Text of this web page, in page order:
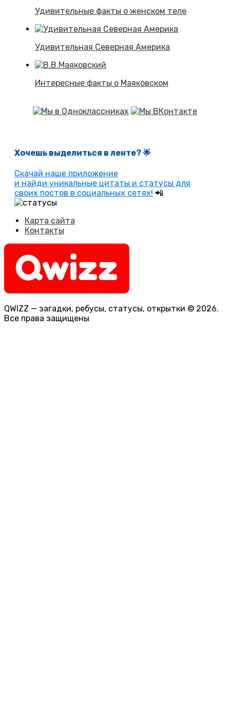
Удивительные факты о женском теле
Удивительная Северная Америка
Интересные факты о Маяковском
Хочешь выделиться в ленте? 🌟
Скачай наше приложение
и найди уникальные цитаты и статусы для
своих постов в социальных сетях! 📲
Карта сайта
Контакты
QWIZZ — загадки, ребусы, статусы, открытки © 2026.
Все права защищены